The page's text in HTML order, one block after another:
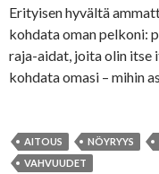
Erityisen hyvältä
kohdata oman pelkoni:
raja-aidat, joita olin itse
kohdata omasi – mihin
AITOUS NÖYRYYS
VAHVUUDET